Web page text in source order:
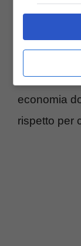
del giorno
rossa, un
corta con 5
alici, aglio,
economia
rispetto per